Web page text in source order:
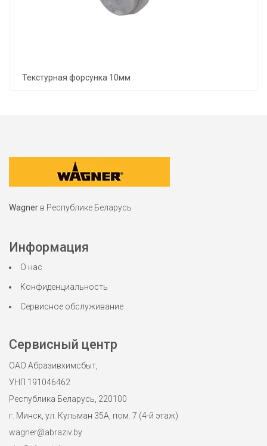
Текстурная форсунка 10мм
Wagner в Республике Беларусь
Информация
О нас
Конфиденциальность
Сервисное обслуживание
Сервисный центр
ОАО Абразивхимсбыт,
УНП 191046462
Республика Беларусь, 220100
г. Минск, ул. Кульман 35А, пом. 7 (4-й этаж)
wagner@abraziv.by